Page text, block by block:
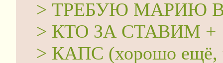
> ТРЕБУЮ МАРИЮ
> КТО ЗА СТАВИМ +
> КАПС (хорошо ещё,